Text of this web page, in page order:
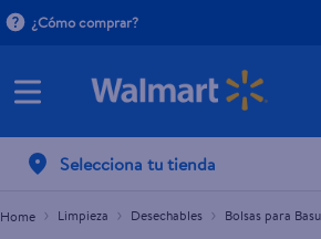
¿Cómo comprar?
Selecciona tu tienda
Limpieza Desechables Bolsas para
Bolsa Basura Blanca
L.709.50